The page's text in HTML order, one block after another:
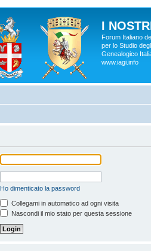
I
Forum Italiano
per lo Studio
Genealogico
www.iagi.info
Ho dimenticato la password
Collegami in automatico ad ogni visita
Nascondi il mio stato per questa sessione